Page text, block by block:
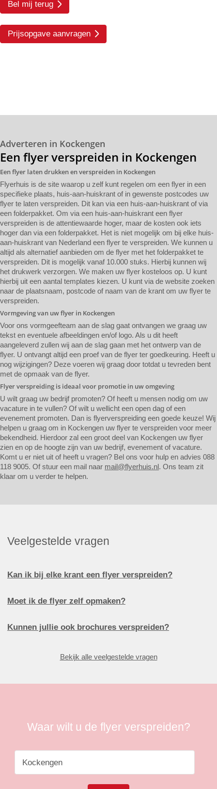
Bel mij terug
Prijsopgave aanvragen
Adverteren in Kockengen
Een flyer verspreiden in Kockengen
Een flyer laten drukken en verspreiden in Kockengen
Flyerhuis is de site waarop u zelf kunt regelen om een flyer in een
specifieke plaats, huis-aan-huiskrant of in gewenste postcodes uw
flyer te laten verspreiden. Dit kan via een huis-aan-huiskrant of via
een folderpakket. Om via een huis-aan-huiskrant een flyer
verspreiden is de attentiewaarde hoger, maar de kosten ook iets
hoger dan via een folderpakket. Het is niet mogelijk om bij elke huis-
aan-huiskrant van Nederland een flyer te verspreiden. We kunnen u
altijd als alternatief aanbieden om de flyer met het folderpakket te
verspreiden. Dit is mogelijk vanaf 10.000 stuks. Hierbij kunnen wij
het drukwerk verzorgen. We maken uw flyer kosteloos op. U kunt
hierbij uit een aantal templates kiezen. U kunt via de website zoeken
naar de plaatsnaam, postcode of naam van de krant om uw flyer te
verspreiden.
Vormgeving van uw flyer in Kockengen
Voor ons vormgeefteam aan de slag gaat ontvangen we graag uw
tekst en eventuele afbeeldingen en/of logo. Als u dit heeft
aangeleverd zullen wij aan de slag gaan met het ontwerp van de
flyer. U ontvangt altijd een proef van de flyer ter goedkeuring. Heeft u
nog wijzigingen? Deze voeren wij graag door totdat u tevreden bent
met de opmaak van de flyer.
Flyer verspreiding is ideaal voor promotie in uw omgeving
U wilt graag uw bedrijf promoten? Of heeft u mensen nodig om uw
vacature in te vullen? Of wilt u wellicht een open dag of een
evenement promoten. Dan is flyerverspreiding een goede keuze! Wij
helpen u graag om in Kockengen uw flyer te verspreiden voor meer
bekendheid. Hierdoor zal een groot deel van Kockengen uw flyer
zien en op de hoogte zijn van uw bedrijf, evenement of vacature.
Komt u er niet uit of heeft u vragen? Bel ons voor hulp en advies 088
118 9005. Of stuur een mail naar mail@flyerhuis.nl. Ons team zit
klaar om u verder te helpen.
Veelgestelde vragen
Kan ik bij elke krant een flyer verspreiden?
Moet ik de flyer zelf opmaken?
Kunnen jullie ook brochures verspreiden?
Bekijk alle veelgestelde vragen
Waar wilt u de flyer verspreiden?